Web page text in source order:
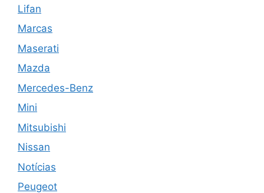
Lifan
Marcas
Maserati
Mazda
Mercedes-Benz
Mini
Mitsubishi
Nissan
Notícias
Peugeot